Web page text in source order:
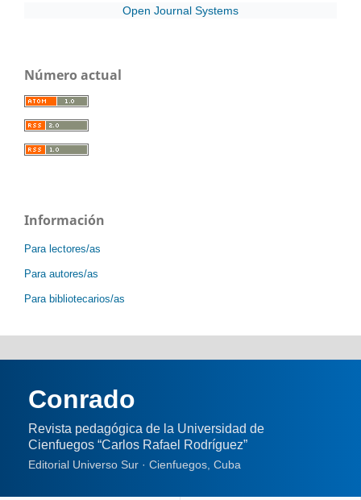
Open Journal Systems
Número actual
Información
Para lectores/as
Para autores/as
Para bibliotecarios/as
Conrado
Revista pedagógica de la Universidad de
Cienfuegos “Carlos Rafael Rodríguez”
Editorial Universo Sur · Cienfuegos, Cuba